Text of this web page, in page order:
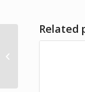
Related
GOUTTIERES